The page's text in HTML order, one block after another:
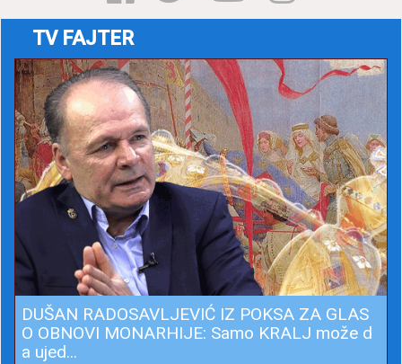
TV FAJTER
DUŠAN RADOSAVLJEVIĆ IZ POKSA ZA GLAS
O OBNOVI MONARHIJE: Samo KRALJ može d
a ujed...